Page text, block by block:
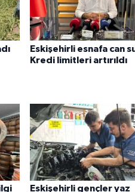
Eskişehirli esnafa can
Kredi limitleri artırıldı
Eskişehirli gençler yaz